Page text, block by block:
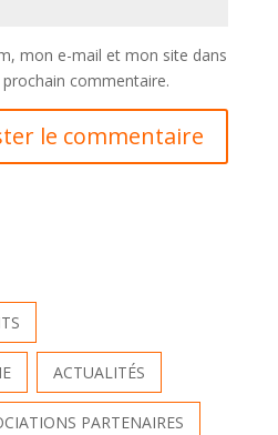
mon e-mail et mon site dans
commentaire.
ACTUALITÉS
PARTENAIRES